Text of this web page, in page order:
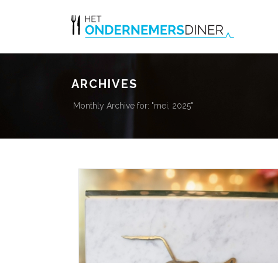
ARCHIVES
Monthly Archive for: "mei, 2025"